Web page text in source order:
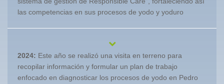
las competencias en sus procesos de yodo y yoduro
2024: Este año se realizó una visita en terreno para
recopilar información y formular un plan de trabajo
enfocado en diagnosticar los procesos de yodo en Pedro